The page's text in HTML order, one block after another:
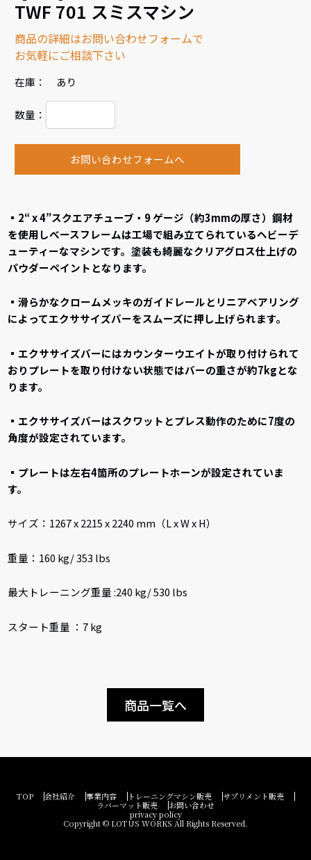
TWF 701 スミスマシン
商品の詳細はお問い合わせフォームで
お気軽にご相談下さい
在庫： あり
数量：
お問い合わせフォームへ
▪2“ x 4”スクエアチューブ・9 ゲージ（約3mmの厚さ）鋼材
を使用しベースフレームは工場で組み立てられているヘビーデ
ューティーなマシンです。塗装も綺麗なクリアグロス仕上げの
パウダーペイントとなります。
▪滑らかなクロームメッキのガイドレールとリニアベアリング
によってエクササイズバーをスムーズに押し上げられます。
▪エクササイズバーにはカウンターウエイトが取り付けられて
おりプレートを取り付けない状態ではバーの重さが約7kgとな
ります。
▪エクササイズバーはスクワットとプレス動作のために7度の
角度が設定されています。
▪プレートは左右4箇所のプレートホーンが設定されていま
す。
サイズ：1267 x 2215 x 2240 mm（L x W x H）
重量：160 kg/ 353 lbs
最大トレーニング重量 :240 kg/ 530 lbs
スタート重量 ：7 kg
商品一覧へ
TOP 会社紹介 事業内容 トレーニングマシン販売
サプリメント販売
ラバーマット販売
お問い合わせ
privacy policy
Copyright © LOTUS WORKS All Rights Reserved.